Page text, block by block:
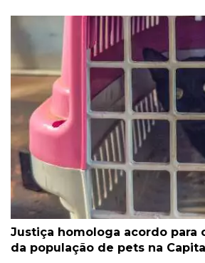
Justiça homologa acordo para
da população de pets na Capital